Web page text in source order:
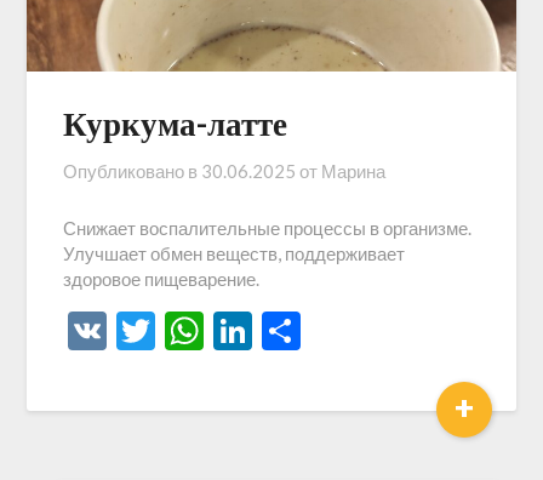
Куркума-латте
Опубликовано в 30.06.2025 от Марина
Снижает воспалительные процессы в организме.
Улучшает обмен веществ, поддерживает
здоровое пищеварение.
VK Twitter
WhatsApp
LinkedIn
+